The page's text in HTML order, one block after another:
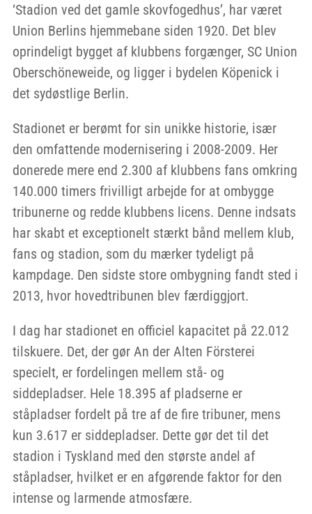
‘Stadion ved det gamle skovfogedhus’, har været
Union Berlins hjemmebane siden 1920. Det blev
oprindeligt bygget af klubbens forgænger, SC Union
Oberschöneweide, og ligger i bydelen Köpenick i
det sydøstlige Berlin.
Stadionet er berømt for sin unikke historie, især
den omfattende modernisering i 2008-2009. Her
donerede mere end 2.300 af klubbens fans omkring
140.000 timers frivilligt arbejde for at ombygge
tribunerne og redde klubbens licens. Denne indsats
har skabt et exceptionelt stærkt bånd mellem klub,
fans og stadion, som du mærker tydeligt på
kampdage. Den sidste store ombygning fandt sted i
2013, hvor hovedtribunen blev færdiggjort.
I dag har stadionet en officiel kapacitet på 22.012
tilskuere. Det, der gør An der Alten Försterei
specielt, er fordelingen mellem stå- og
siddepladser. Hele 18.395 af pladserne er
ståpladser fordelt på tre af de fire tribuner, mens
kun 3.617 er siddepladser. Dette gør det til det
stadion i Tyskland med den største andel af
ståpladser, hvilket er en afgørende faktor for den
intense og larmende atmosfære.